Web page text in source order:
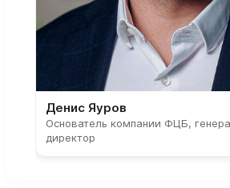
Денис Яуров
Основатель компании ФЦБ,
директор